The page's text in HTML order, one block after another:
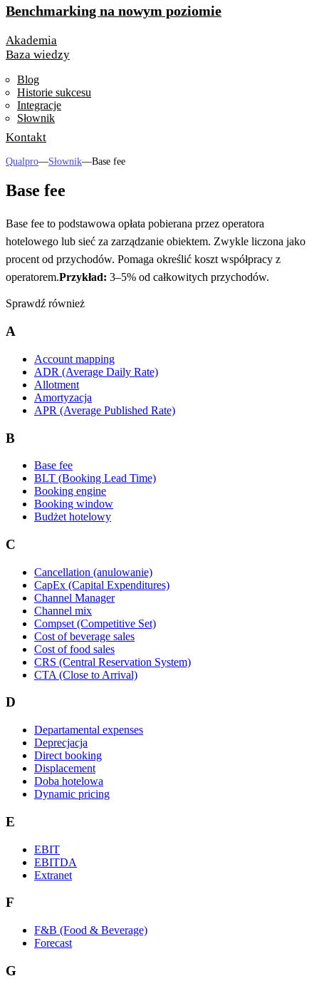
Benchmarking na nowym poziomie
Akademia
Baza wiedzy
Blog
Historie sukcesu
Integracje
Słownik
Kontakt
Qualpro—Słownik—Base fee
Base fee
Base fee to podstawowa opłata pobierana przez operatora
hotelowego lub sieć za zarządzanie obiektem. Zwykle liczona jako
procent od przychodów. Pomaga określić koszt współpracy z
operatorem.Przykład: 3–5% od całkowitych przychodów.
Sprawdź również
A
Account mapping
ADR (Average Daily Rate)
Allotment
Amortyzacja
APR (Average Published Rate)
B
Base fee
BLT (Booking Lead Time)
Booking engine
Booking window
Budżet hotelowy
C
Cancellation (anulowanie)
CapEx (Capital Expenditures)
Channel Manager
Channel mix
Compset (Competitive Set)
Cost of beverage sales
Cost of food sales
CRS (Central Reservation System)
CTA (Close to Arrival)
D
Departamental expenses
Deprecjacja
Direct booking
Displacement
Doba hotelowa
Dynamic pricing
E
EBIT
EBITDA
Extranet
F
F&B (Food & Beverage)
Forecast
G